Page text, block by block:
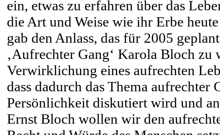
ein, etwas zu erfahren über das
die Art und Weise wie ihr Erbe
gab den Anlass, das für 2005
‚Aufrechter Gang‘ Karola Bloch
Verwirklichung eines aufrechten
dass dadurch das Thema
Persönlichkeit diskutiert wird und
Ernst Bloch wollen wir den